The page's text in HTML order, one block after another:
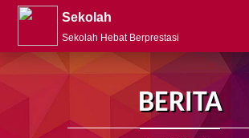
Sekolah
Sekolah Hebat Berprestasi
BERITA